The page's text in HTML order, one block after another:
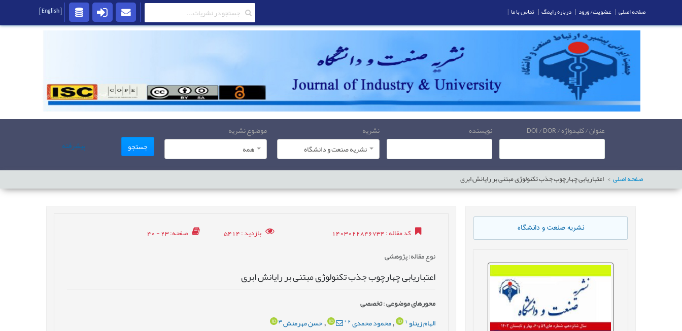
عنوان / کلیدواژه / DOI / DOR نویسنده
نشریه
نشریه صنعت و دانشگاه
موضوع نشریه
همه
جستجو پیشرفته
صفحه اصلی اعتباریابی چهارچوب جذب تکنولوژی مبتنی بر رایانش ابری
نشریه صنعت و دانشگاه کد مقاله: 1403022846734 بازدید: 5414 صفحه: 23 - 40
نوع مقاله: پژوهشی
اعتباریابی چهارچوب جذب تکنولوژی مبتنی بر رایانش ابری
محورهای موضوعی:تخصصی
الهام زینلو 1
,محمود محمدی2
*
,حسن مهرمنش3
صفحه اصلی | عضویت/ ورود | درباره رایمگ | تماس با ما |
[English]